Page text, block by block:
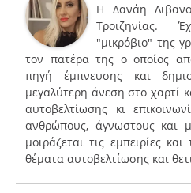
Η Δανάη
Τροιζηνίας.
"μικρόβιο" της
τον πατέρα της ο οποίος
πηγή έμπνευσης και
μεγαλύτερη άνεση στο χαρτί
αυτοβελτίωσης κι
ανθρώπους, άγνωστους και
μοιράζεται τις εμπειρίες
θέματα αυτοβελτίωσης και